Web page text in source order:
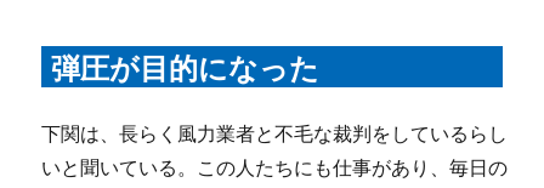
弾圧が目的になった
下関は、長らく風力業者と不毛な裁判をしているらし
いと聞いている。この人たちにも仕事があり、毎日の